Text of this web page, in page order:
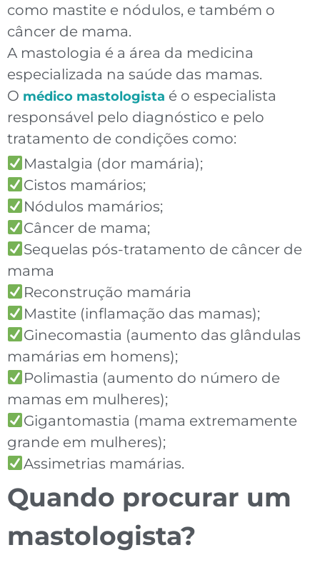
como mastite e nódulos, e também o
câncer de mama.
A mastologia é a área da medicina
especializada na saúde das mamas.
O médico mastologista é o especialista
responsável pelo diagnóstico e pelo
tratamento de condições como:
Mastalgia (dor mamária);
Cistos mamários;
Nódulos mamários;
Câncer de mama;
Sequelas pós-tratamento de câncer de
mama
Reconstrução mamária
Mastite (inflamação das mamas);
Ginecomastia (aumento das glândulas
mamárias em homens);
Polimastia (aumento do número de
mamas em mulheres);
Gigantomastia (mama extremamente
grande em mulheres);
Assimetrias mamárias.
Quando procurar um
mastologista?